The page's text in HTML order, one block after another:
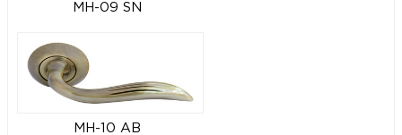
MH-09 SN
MH-10 AB